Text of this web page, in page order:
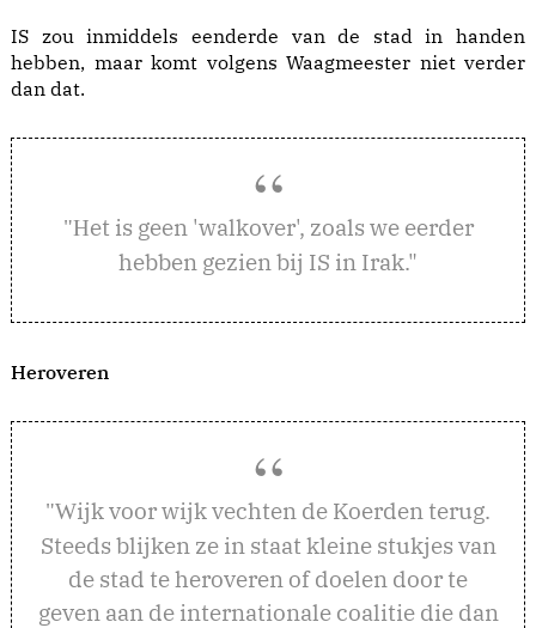
IS zou inmiddels eenderde van de stad in handen
hebben, maar komt volgens Waagmeester niet verder
dan dat.
"Het is geen 'walkover', zoals we eerder
hebben gezien bij IS in Irak."
Heroveren
"Wijk voor wijk vechten de Koerden terug.
Steeds blijken ze in staat kleine stukjes van
de stad te heroveren of doelen door te
geven aan de internationale coalitie die dan